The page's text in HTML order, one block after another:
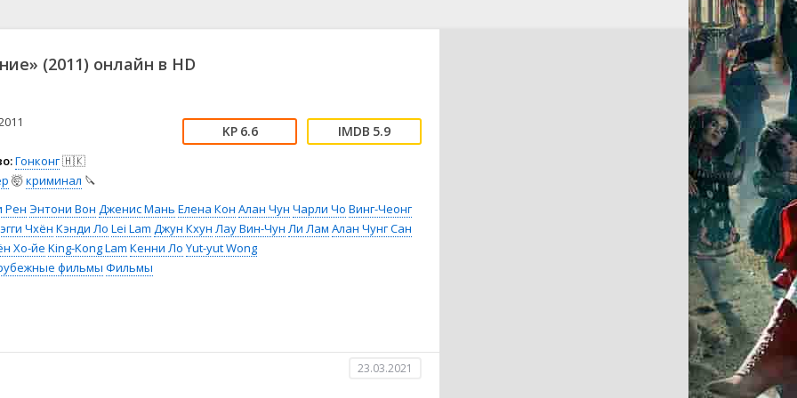
👨‍💼 Новости
тв
😱 Ужасы
🤠 Фильм-нуар
🧝‍♂️ Фэнтези
(2011) онлайн в HD
Гонконг🇭🇰
🤯криминал 🔪
6.6 5.9
Рен Энтони Вон Дженис Мань Елена Кон Алан Чун Чарли Чо Винг-Чеонг
Чхён Кэнди Ло Lei Lam Джун Кхун Лау Вин-Чун Ли Лам Алан Чунг Сан
Хо-йе King-Kong Lam Кенни Ло Yut-yut Wong
фильмы Фильмы
23.03.2021